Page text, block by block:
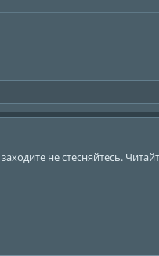
не стесняйтесь.